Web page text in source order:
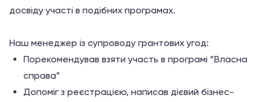
досвіду участі в подібних програмах.
Наш менеджер із супроводу грантових угод:
Порекомендував взяти участь в програмі “Власна
справа”
Допоміг з реєстрацією, написав дієвий бізнес-